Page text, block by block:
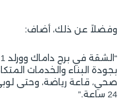
وفضلاً عن ذلك، أضاف:
بجودة البناء والخدمات
صحي، قاعة رياضة، وحتى
24 ساعة.”